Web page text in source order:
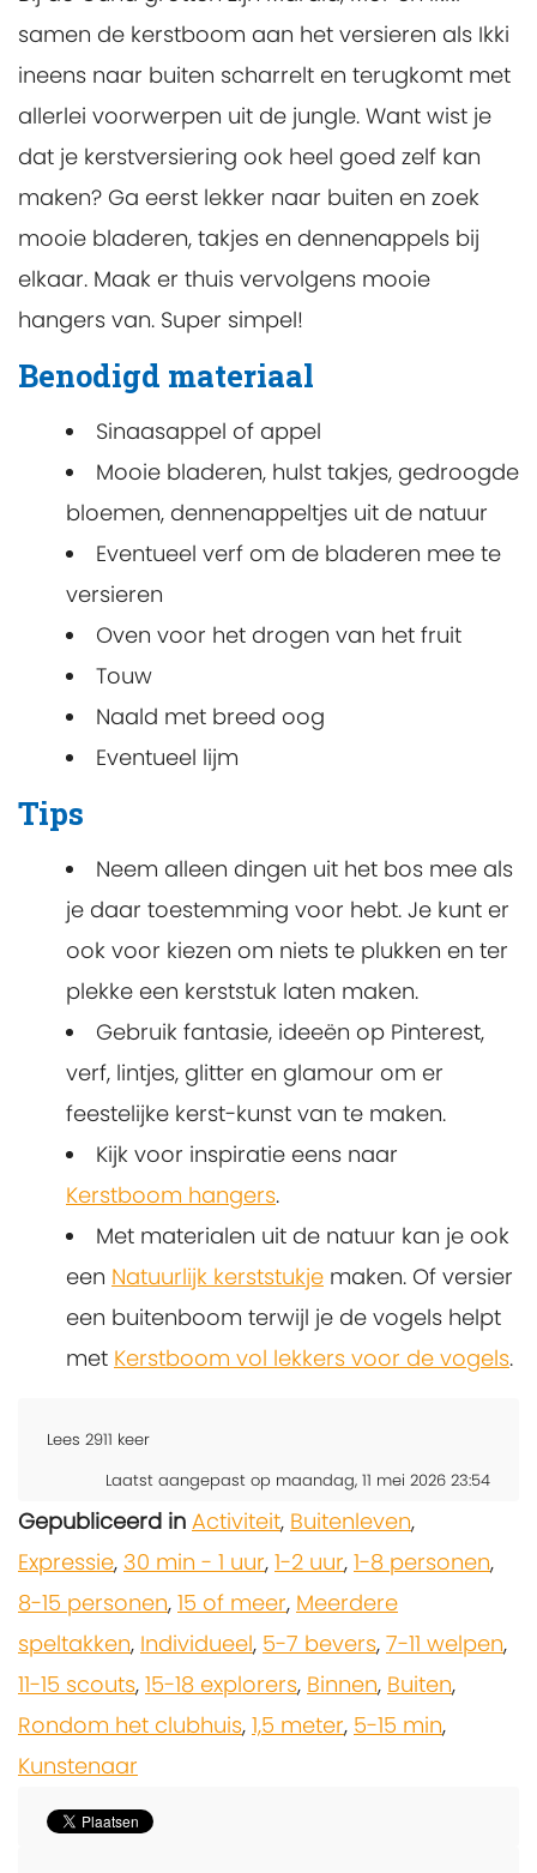
samen de kerstboom aan het versieren als Ikki
ineens naar buiten scharrelt en terugkomt met
allerlei voorwerpen uit de jungle. Want wist je
dat je kerstversiering ook heel goed zelf kan
maken? Ga eerst lekker naar buiten en zoek
mooie bladeren, takjes en dennenappels bij
elkaar. Maak er thuis vervolgens mooie
hangers van. Super simpel!
Benodigd materiaal
Sinaasappel of appel
Mooie bladeren, hulst takjes, gedroogde
bloemen, dennenappeltjes uit de natuur
Eventueel verf om de bladeren mee te
versieren
Oven voor het drogen van het fruit
Touw
Naald met breed oog
Eventueel lijm
Tips
Neem alleen dingen uit het bos mee als
je daar toestemming voor hebt. Je kunt er
ook voor kiezen om niets te plukken en ter
plekke een kerststuk laten maken.
Gebruik fantasie, ideeën op Pinterest,
verf, lintjes, glitter en glamour om er
feestelijke kerst-kunst van te maken.
Kijk voor inspiratie eens naar
Kerstboom hangers.
Met materialen uit de natuur kan je ook
een Natuurlijk kerststukje maken. Of versier
een buitenboom terwijl je de vogels helpt
met Kerstboom vol lekkers voor de vogels.
Lees 2911 keer
Laatst aangepast op maandag, 11 mei 2026 23:54
Gepubliceerd in Activiteit, Buitenleven,
Expressie, 30 min - 1 uur, 1-2 uur, 1-8 personen,
8-15 personen, 15 of meer, Meerdere
speltakken, Individueel, 5-7 bevers, 7-11 welpen,
11-15 scouts, 15-18 explorers, Binnen, Buiten,
Rondom het clubhuis, 1,5 meter, 5-15 min,
Kunstenaar